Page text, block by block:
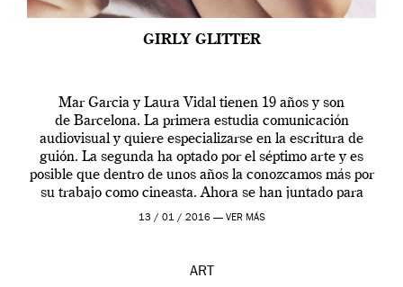
GIRLY GLITTER
Mar Garcia y Laura Vidal tienen 19 años y son
de Barcelona. La primera estudia comunicación
audiovisual y quiere especializarse en la escritura de
guión. La segunda ha optado por el séptimo arte y es
posible que dentro de unos años la conozcamos más por
su trabajo como cineasta. Ahora se han juntado para
contarnos una […]
13 / 01 / 2016 — VER MÁS
ART